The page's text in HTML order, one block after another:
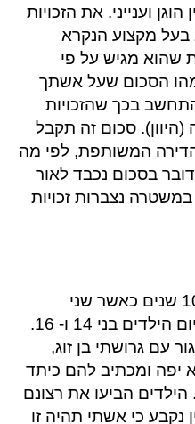
וענייני. את הזכויות
מקצוע הנקרא
שהוא מגיש על פי
הסכום שעל אשתך
בכך שהזכויות
סכום זה תקבל
המשותפת, לפי מה
בסכום נכבד לאור
12 שנים במשטרה נצברות זכויות
התגרשתי מאשתי לפני כ- 10 שנים כאשר שני
הילדים שלנו היו פעוטות. כיום הילדים בני 14 ו- 16.
עם גרושתי בן זוג,
יפה ומכתיב להם כיתד
הביעו את רצונם
נקבע כי אשתי תהיה זו